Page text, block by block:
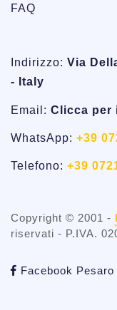
FAQ
Indirizzo: Via
- Italy
Email: Clicca per
WhatsApp: +39
Telefono: +39
Copyright © 2001 -
riservati - P.IVA.
Facebook Pesaro